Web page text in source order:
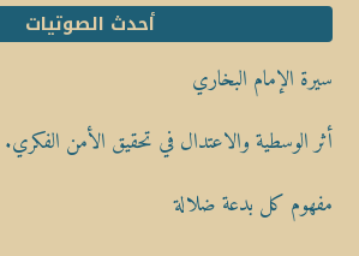
أحدث الصوتيات
سيرة الإمام البخاري
أثر الوسطية والاعتدال في تحقيق الأمن الفكري.
مفهوم كل بدعة ضلالة